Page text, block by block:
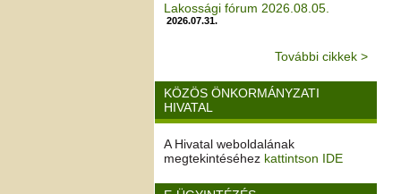
Lakossági fórum 2026.08.05.
2026.07.31.
További cikkek >
KÖZÖS ÖNKORMÁNYZATI
HIVATAL
A Hivatal weboldalának
megtekintéséhez kattintson IDE